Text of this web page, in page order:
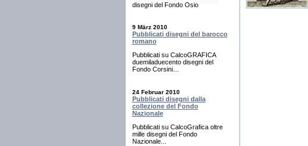
disegni del Fondo Osio
9 März 2010
Pubblicati disegni del barocco
romano
Pubblicati su CalcoGRAFICA
duemiladuecento disegni del
Fondo Corsini…
24 Februar 2010
Pubblicati disegni dalla
collezione del Fondo
Nazionale
Pubblicati su CalcoGrafica oltre
mille disegni del Fondo
Nazionale...